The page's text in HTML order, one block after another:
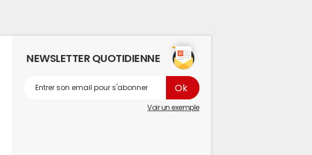
NEWSLETTER QUOTIDIENNE
Voir un exemple